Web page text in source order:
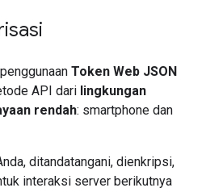
Token Web JSON
API dari lingkungan
rendah: smartphone dan
ditandatangani, dienkripsi,
interaksi server berikutnya